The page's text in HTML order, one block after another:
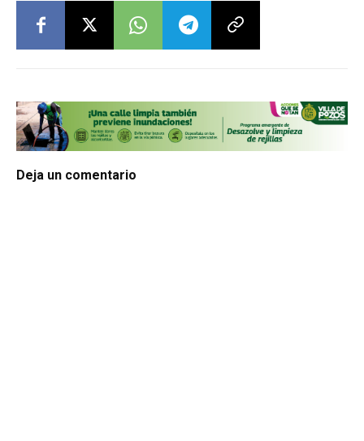
Deja un comentario